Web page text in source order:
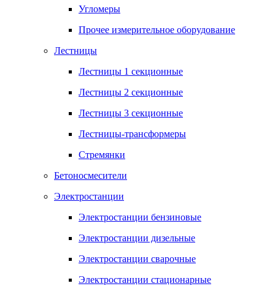
Угломеры
Прочее измерительное оборудование
Лестницы
Лестницы 1 секционные
Лестницы 2 секционные
Лестницы 3 секционные
Лестницы-трансформеры
Стремянки
Бетоносмесители
Электростанции
Электростанции бензиновые
Электростанции дизельные
Электростанции сварочные
Электростанции стационарные